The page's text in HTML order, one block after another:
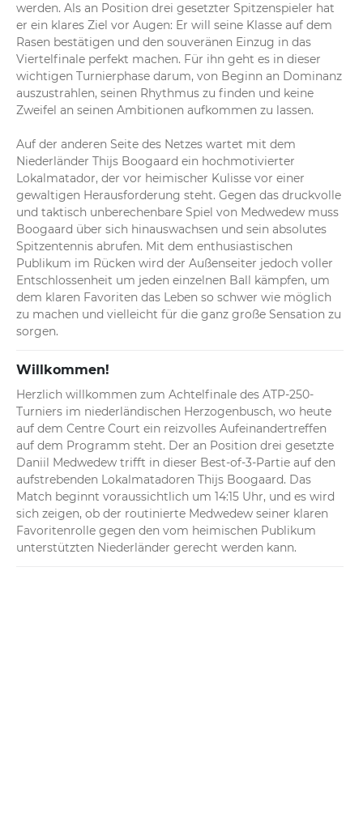
werden. Als an Position drei gesetzter Spitzenspieler hat
er ein klares Ziel vor Augen: Er will seine Klasse auf dem
Rasen bestätigen und den souveränen Einzug in das
Viertelfinale perfekt machen. Für ihn geht es in dieser
wichtigen Turnierphase darum, von Beginn an Dominanz
auszustrahlen, seinen Rhythmus zu finden und keine
Zweifel an seinen Ambitionen aufkommen zu lassen.
Auf der anderen Seite des Netzes wartet mit dem
Niederländer Thijs Boogaard ein hochmotivierter
Lokalmatador, der vor heimischer Kulisse vor einer
gewaltigen Herausforderung steht. Gegen das druckvolle
und taktisch unberechenbare Spiel von Medwedew muss
Boogaard über sich hinauswachsen und sein absolutes
Spitzentennis abrufen. Mit dem enthusiastischen
Publikum im Rücken wird der Außenseiter jedoch voller
Entschlossenheit um jeden einzelnen Ball kämpfen, um
dem klaren Favoriten das Leben so schwer wie möglich
zu machen und vielleicht für die ganz große Sensation zu
sorgen.
Willkommen!
Herzlich willkommen zum Achtelfinale des ATP-250-
Turniers im niederländischen Herzogenbusch, wo heute
auf dem Centre Court ein reizvolles Aufeinandertreffen
auf dem Programm steht. Der an Position drei gesetzte
Daniil Medwedew trifft in dieser Best-of-3-Partie auf den
aufstrebenden Lokalmatadoren Thijs Boogaard. Das
Match beginnt voraussichtlich um 14:15 Uhr, und es wird
sich zeigen, ob der routinierte Medwedew seiner klaren
Favoritenrolle gegen den vom heimischen Publikum
unterstützten Niederländer gerecht werden kann.